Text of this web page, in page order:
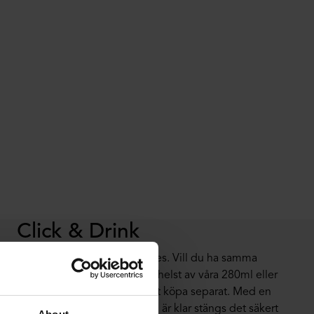
Click & Drink
med alla våra Active Bottles. Vill du ha samma
Uppgradera vilken som helst av våra 280ml eller
mångsidiga lock, som finns att köpa separat. Med en
locket smidigt, och när du är klar stängs det säkert